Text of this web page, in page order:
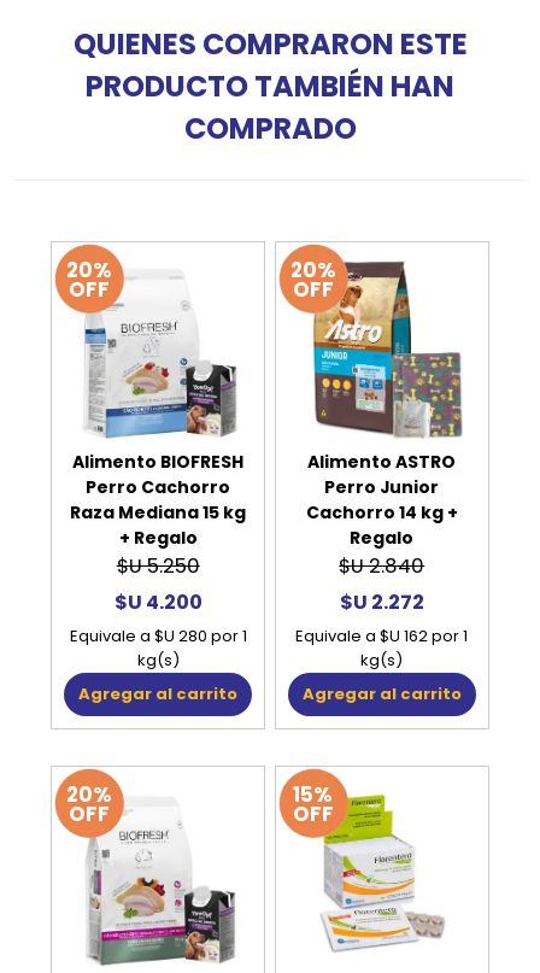
QUIENES COMPRARON ESTE
PRODUCTO TAMBIÉN HAN
COMPRADO
20%
OFF
Alimento BIOFRESH
Perro Cachorro
Raza Mediana 15 kg
+ Regalo
$U 5.250
$U 4.200
Equivale a $U 280 por 1
kg(s)
Agregar al carrito
20%
OFF
Alimento ASTRO
Perro Junior
Cachorro 14 kg +
Regalo
$U 2.840
$U 2.272
Equivale a $U 162 por 1
kg(s)
Agregar al carrito
20%
OFF
15%
OFF